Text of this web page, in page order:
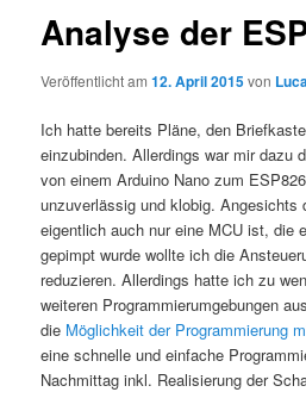
Analyse der
Veröffentlicht am12. April 2015von
Ich hatte bereits Pläne, den
einzubinden. Allerdings war mir dazu
von einem Arduino Nano zum
unzuverlässig und klobig. Angesichts
eigentlich auch nur eine MCU ist, die
gepimpt wurde wollte ich die
reduzieren. Allerdings hatte ich zu
weiteren Programmierumgebungen
die Möglichkeit der Programmierung
eine schnelle und einfache
Nachmittag inkl. Realisierung der